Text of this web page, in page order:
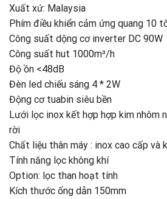
Xuất xứ: Malaysia
Phím điều khiển cảm ứng quang 10
Công suất dộng cơ inverter DC 90W
Công suất hut 1000m³/h
Độ ồn <48dB
Đèn led chiếu sáng 4 * 2W
Động cơ tuabin siêu bền
Lưới lọc inox kết hợp hợp kim nhôm
rời
Chất liệu thân máy : inox cao cấp và
Tính năng lọc không khí
Option: lọc than hoạt tính
Kích thước ống dẫn 150mm